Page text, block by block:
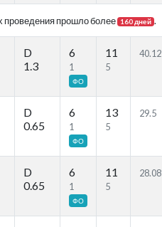
проведения прошло более 160 дней .
D
1.3
6
1
ФО
11
5
40.12
D
0.65
6
1
ФО
13
5
29.5
D
0.65
6
1
ФО
11
5
28.08